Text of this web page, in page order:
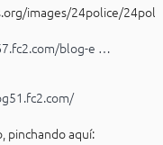
blog-e …
pinchando aquí: